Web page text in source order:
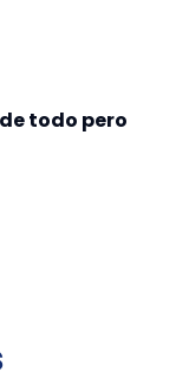
todo pero